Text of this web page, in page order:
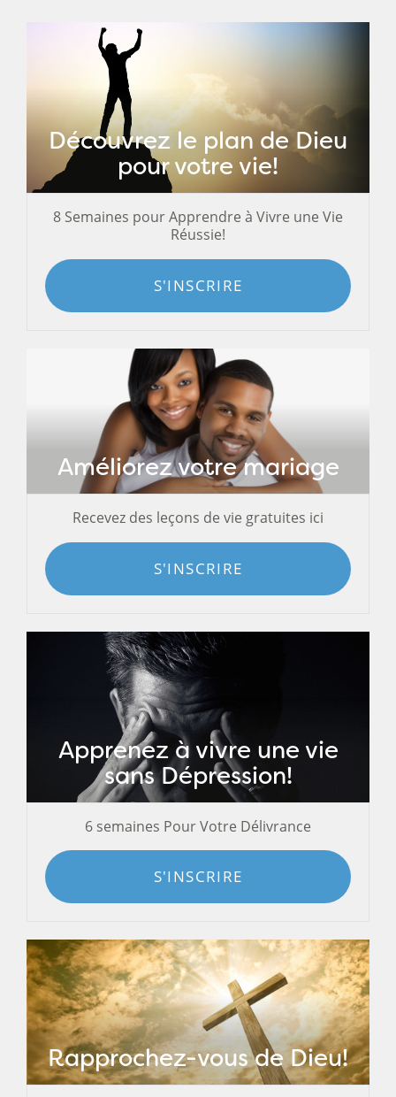
Découvrez le plan de Dieu
pour votre vie!
8 Semaines pour Apprendre à Vivre une Vie
Réussie!
S'INSCRIRE
Améliorez votre mariage
Recevez des leçons de vie gratuites ici
S'INSCRIRE
Apprenez à vivre une vie
sans Dépression!
6 semaines Pour Votre Délivrance
S'INSCRIRE
Rapprochez-vous de Dieu!